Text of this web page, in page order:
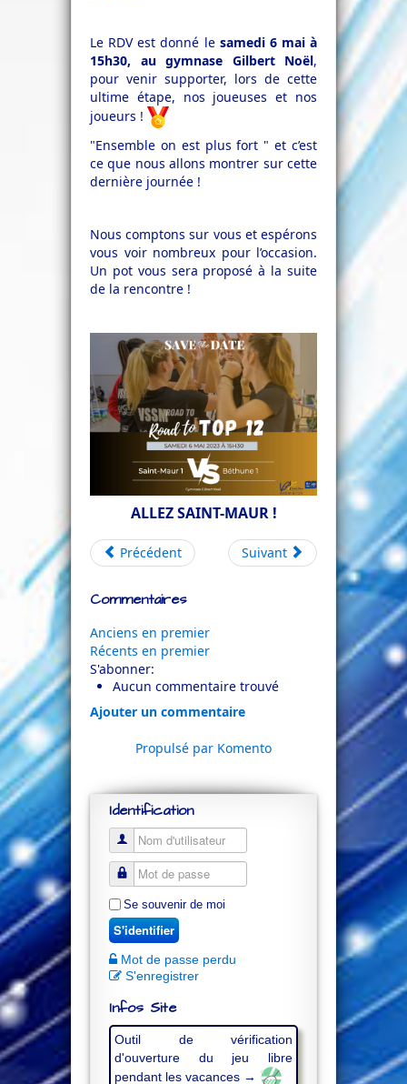
Le RDV est donné lesamedi 6 mai à
15h30, au gymnase Gilbert Noël,
pour venir supporter, lors de cette
ultime étape, nos joueuses et nos
joueurs !
"Ensemble on est plus fort " et c’est
ce que nous allons montrer sur cette
dernière journée !
Nous comptons sur vous et espérons
vous voir nombreux pour l’occasion.
Un pot vous sera proposé à la suite
de la rencontre !
ALLEZ SAINT-MAUR !
Précédent Suivant
Commentaires
Anciens en premier
Récents en premier
S'abonner:
Aucun commentaire trouvé
Ajouter un commentaire
Propulsé par Komento
Identification
Se souvenir de moi
S'identifier
Mot de passe perdu
S'enregistrer
Infos Site
Outil de vérification
d'ouverture du jeu libre
pendant les vacances →